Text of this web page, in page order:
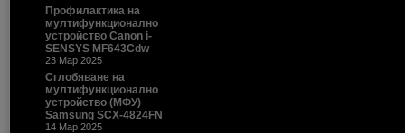
Профилактика на
мултифункционално
устройство Canon i-
SENSYS MF643Cdw
23 Мар 2025
Сглобяване на
мултифункционално
устройство (МФУ)
Samsung SCX-4824FN
14 Мар 2025